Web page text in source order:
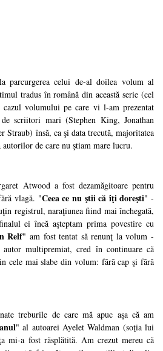
parcurgerea celui de-al doilea volum al
tradus în română din această serie (cel
volumului pe care vi l-am prezentat
scriitori mari (Stephen King, Jonathan
Straub) însă, ca şi data trecută, majoritatea
de care nu ştiam mare lucru.
Atwood a fost dezamăgitoare pentru
vlagă. "Ceea ce nu ştii că îţi doreşti" -
registrul, naraţiunea fiind mai închegată,
ei încă aşteptam prima povestire cu
Relf" am fost tentat să renunţ la volum -
multipremiat, cred în continuare că
cele mai slabe din volum: fără cap şi fără
treburile de care mă apuc aşa că am
" al autoarei Ayelet Waldman (soţia lui
mi-a fost răsplătită. Am crezut mereu că